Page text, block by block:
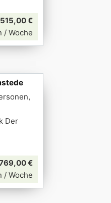
515,00 €
/ Woche
Der
€
/ Woche